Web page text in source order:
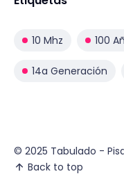
10 Mhz 100
14a Generación
© 2025 Tabulado -
Back to top